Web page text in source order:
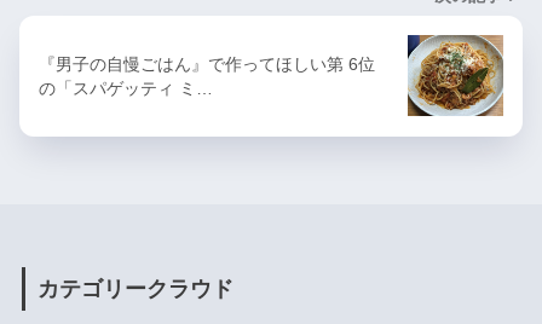
『男子の自慢ごはん』で作ってほしい第 6位
の「スパゲッティ ミ…
カテゴリークラウド